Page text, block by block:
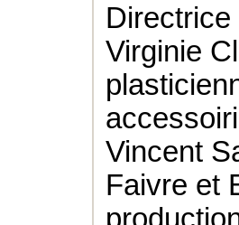
Virginie
Vincent
Faivre et